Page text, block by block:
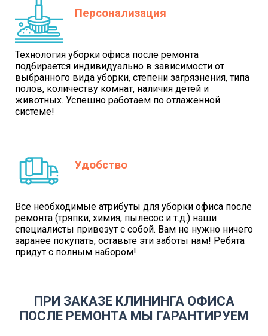
Персонализация
Технология уборки офиса после ремонта
подбирается индивидуально в зависимости от
выбранного вида уборки, степени загрязнения, типа
полов, количеству комнат, наличия детей и
животных. Успешно работаем по отлаженной
системе!
Удобство
Все необходимые атрибуты для уборки офиса после
ремонта (тряпки, химия, пылесос и т.д.) наши
специалисты привезут с собой. Вам не нужно ничего
заранее покупать, оставьте эти заботы нам! Ребята
придут с полным набором!
ПРИ ЗАКАЗЕ КЛИНИНГА ОФИСА
ПОСЛЕ РЕМОНТА МЫ ГАРАНТИРУЕМ